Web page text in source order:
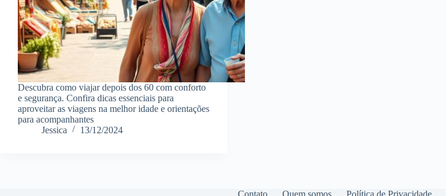
Descubra como viajar depois dos 60 com conforto
e segurança. Confira dicas essenciais para
aproveitar as viagens na melhor idade e orientações
para acompanhantes
Jessica
13/12/2024